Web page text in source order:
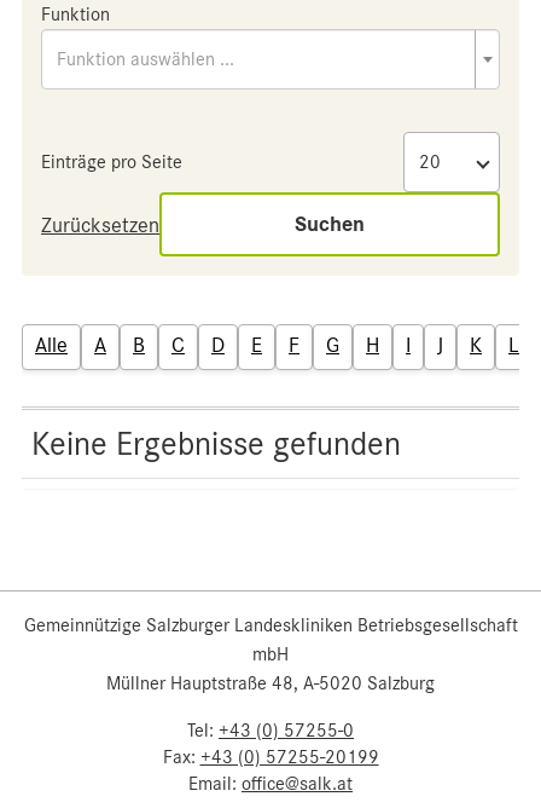
Funktion
Funktion auswählen ...
Einträge pro Seite
Zurücksetzen Suchen
Alle A B C D E F G H I J K L
Keine Ergebnisse gefunden
Gemeinnützige Salzburger Landeskliniken Betriebsgesellschaft
mbH
Müllner Hauptstraße 48, A-5020 Salzburg
Tel: +43 (0) 57255-0
Fax: +43 (0) 57255-20199
Email: office@salk.at